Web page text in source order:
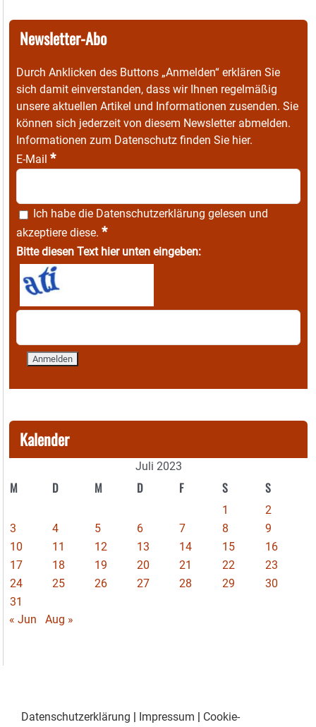
Newsletter-Abo
Durch Anklicken des Buttons „Anmelden“ erklären Sie
sich damit einverstanden, dass wir Ihnen regelmäßig
unsere aktuellen Artikel und Informationen zusenden. Sie
können sich jederzeit von diesem Newsletter abmelden.
Informationen zum Datenschutz finden Sie hier.
E-Mail *
Ich habe die Datenschutzerklärung gelesen und
akzeptiere diese. *
Bitte diesen Text hier unten eingeben:
Kalender
Juli 2023
M D M D F S S
1
2
3
4 5 6 7 8
9
10
11 12 13 14 15
16
17
18 19 20 21 22
23
24
25 26 27 28 29
30
31
« Jun
Aug »
Datenschutzerklärung Impressum Cookie-